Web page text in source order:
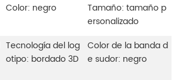
Color: negro
Tamaño: tamaño p
ersonalizado
Tecnología del log
otipo: bordado 3D
Color de la banda d
e sudor: negro